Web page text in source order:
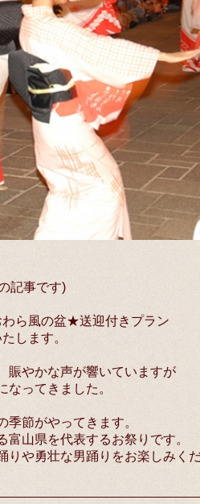
記事です)
わら風の盆★送迎付きプラン
します。
賑やかな声が響いていますが
なってきました。
節がやってきます。
山県を代表するお祭りです。
や勇壮な男踊りをお楽しみくだ